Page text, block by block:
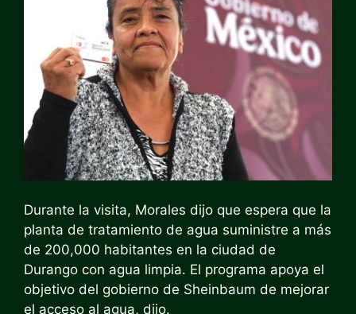
Durante la visita, Morales dijo que espera que la
planta de tratamiento de agua suministre a más
de 200,000 habitantes en la ciudad de
Durango con agua limpia. El programa apoya el
objetivo del gobierno de Sheinbaum de mejorar
el acceso al agua, dijo.